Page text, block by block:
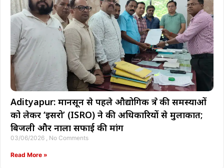
Adityapur: मानसून से पहले औद्योगिक क्षेत्र की समस्याओं
को लेकर ‘इसरो’ (ISRO) ने की अधिकारियों से मुलाकात;
बिजली और नाला सफाई की मांग
03/06/2026 No Comments
Read More »